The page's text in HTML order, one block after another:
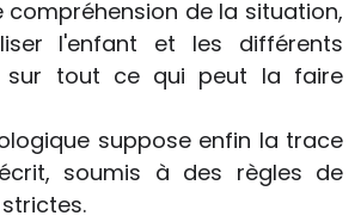
compréhension de la situation,
l'enfant et les différents
sur tout ce qui peut la faire
suppose enfin la trace
soumis à des règles de